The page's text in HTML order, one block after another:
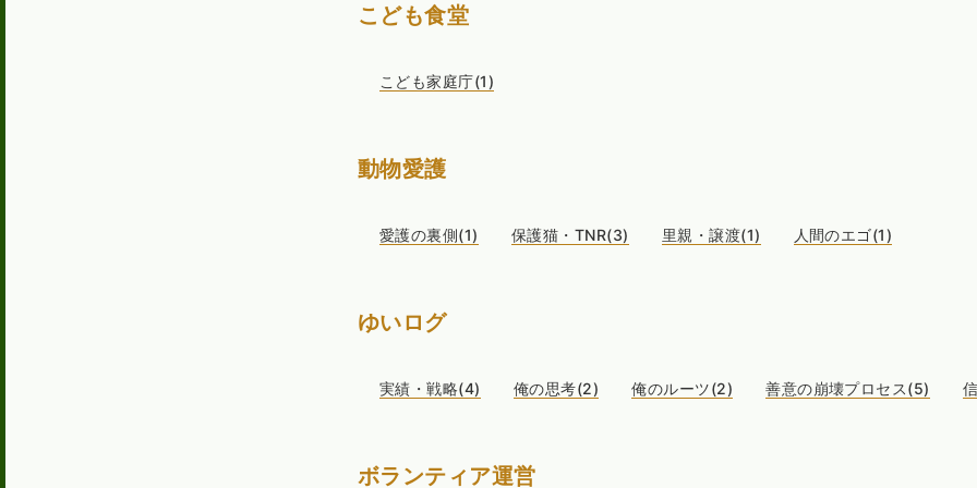
こども食堂
こども家庭庁(1)
動物愛護
愛護の裏側(1) 保護猫・TNR(3) 里親・譲渡(1) 人間のエゴ(1)
ゆいログ
実績・戦略(4) 俺の思考(2) 俺のルーツ(2) 善意の崩壊プロセス(5)
ボランティア運営